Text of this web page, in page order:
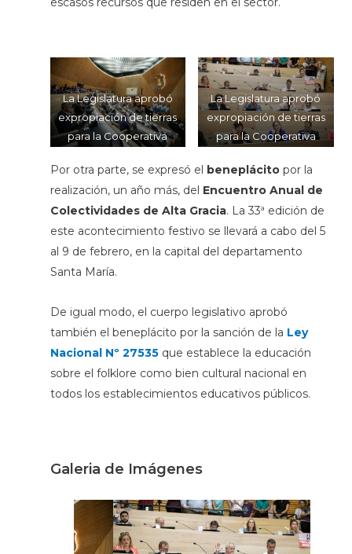
La Legislatura aprobó
expropiación de tierras
para la Cooperativa
La Legislatura aprobó
expropiación de tierras
para la Cooperativa
Por otra parte, se expresó el beneplácitopor la
realización, un año más, del Encuentro Anual de
Colectividades de Alta Gracia. La 33ª edición de
este acontecimiento festivo se llevará a cabo del 5
al 9 de febrero, en la capital del departamento
Santa María.
De igual modo, el cuerpo legislativo aprobó
también el beneplácito por la sanción de la Ley
Nacional Nº 27535 que establece la educación
sobre el folklore como bien cultural nacional en
todos los establecimientos educativos públicos.
Galeria de Imágenes